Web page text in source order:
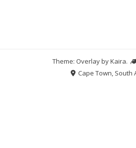
Theme: Overlay byKaira.
Cape Town, South